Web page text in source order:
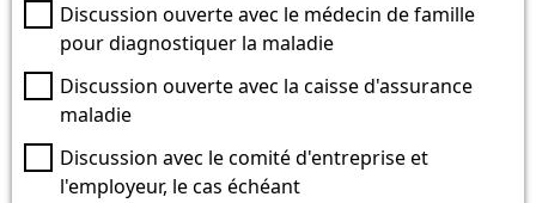
Discussion ouverte avec le médecin de famille
pour diagnostiquer la maladie
Discussion ouverte avec la caisse d'assurance
maladie
Discussion avec le comité d'entreprise et
l'employeur, le cas échéant